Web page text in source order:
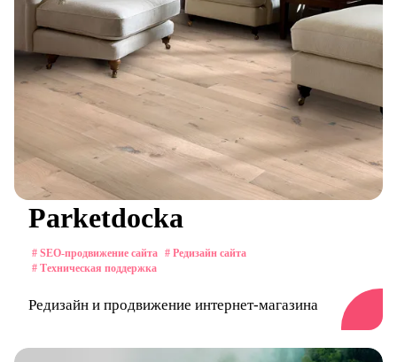
Parketdocka
# SEO-продвижение сайта # Редизайн сайта
# Техническая поддержка
Редизайн и продвижение интернет-магазина